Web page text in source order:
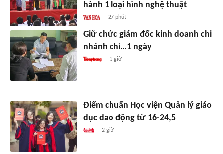
hành 1 loại hình nghệ thuật
27 phút
Giữ chức giám đốc kinh doanh chi
nhánh chỉ…1 ngày
1 giờ
Điểm chuẩn Học viện Quản lý giáo
dục dao động từ 16-24,5
2 giờ